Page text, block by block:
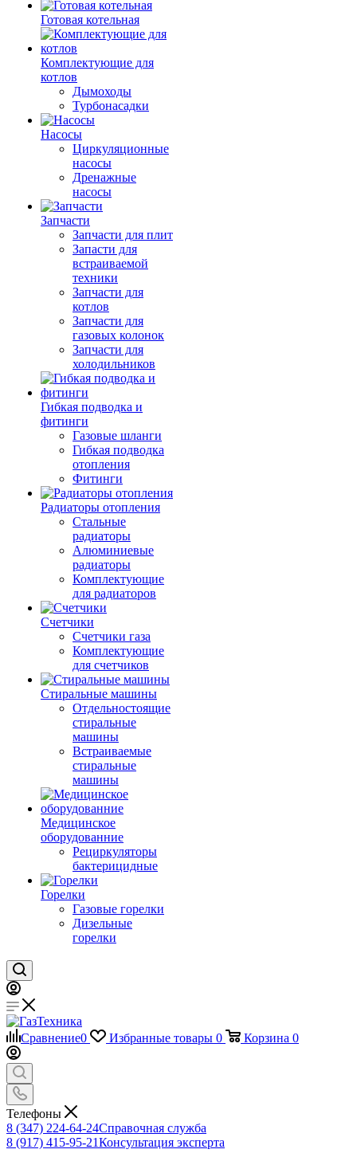
Готовая котельная
Комплектующие для
котлов
Дымоходы
Турбонасадки
Насосы
Циркуляционные
насосы
Дренажные
насосы
Запчасти
Запчасти для плит
Запасти для
встраиваемой
техники
Запчасти для
котлов
Запчасти для
газовых колонок
Запчасти для
холодильников
Гибкая подводка и
фитинги
Газовые шланги
Гибкая подводка
отопления
Фитинги
Радиаторы отопления
Стальные
радиаторы
Алюминиевые
радиаторы
Комплектующие
для радиаторов
Счетчики
Счетчики газа
Комплектующие
для счетчиков
Стиральные машины
Отдельностоящие
стиральные
машины
Встраиваемые
стиральные
машины
Медицинское
оборудованние
Рециркуляторы
бактерицидные
Горелки
Газовые горелки
Дизельные
горелки
Сравнение0 Избранные товары 0 Корзина 0
Телефоны
8 (347) 224-64-24Справочная служба
8 (917) 415-95-21Консультация эксперта